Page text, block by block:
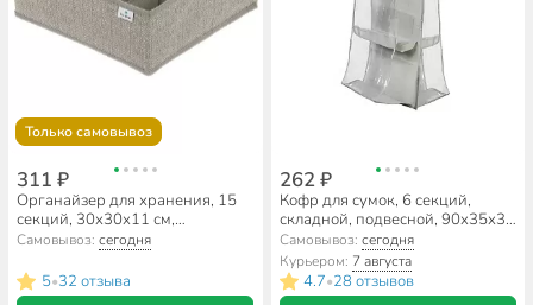
Только самовывоз
311 ₽
Органайзер для хранения, 15
секций, 30х30х11 см,
нетканный материал, с
молнией, серый, Д70702.016
Самовывоз:сегодня
5•32 отзыва
262 ₽
Кофр для сумок, 6 секций,
складной, подвесной, 90х35х35
см, нетканный материал, с
прозрачным окном, Y6-10706
Самовывоз: сегодня
Курьером: 7 августа
4.7•28 отзывов